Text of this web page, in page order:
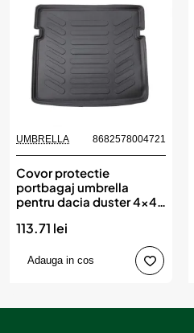
UMBRELLA 8682578004721
Covor protectie
portbagaj umbrella
pentru dacia duster 4x4
113.71 lei
Adauga in cos